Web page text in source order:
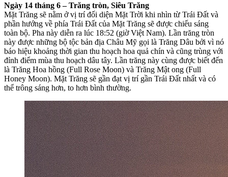
Ngày 14 tháng 6 – Trăng tròn, Siêu Trăng
Mặt Trăng sẽ nằm ở vị trí đối diện Mặt Trời khi nhìn từ Trái Đất và
phần hướng về phía Trái Đất của Mặt Trăng sẽ được chiếu sáng
toàn bộ. Pha này diễn ra lúc 18:52 (giờ Việt Nam). Lần trăng tròn
này được những bộ tộc bản địa Châu Mỹ gọi là Trăng Dâu bởi vì nó
báo hiệu khoảng thời gian thu hoạch hoa quả chín và cũng trùng với
đỉnh điểm mùa thu hoạch dâu tây. Lần trăng này cùng được biết đến
là Trăng Hoa hồng (Full Rose Moon) và Trăng Mật ong (Full
Honey Moon). Mặt Trăng sẽ gần đạt vị trí gần Trái Đất nhất và có
thể trông sáng hơn, to hơn bình thường.